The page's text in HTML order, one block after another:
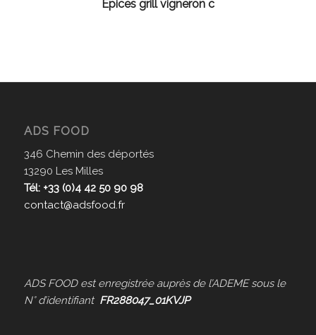
Epices grill vigneron c
ADS FOOD
346 Chemin des déportés
13290 Les Milles
Tél: +33 (0)4 42 50 90 98
contact@adsfood.fr
ADS FOOD est enregistrée auprès de l’ADEME sous le
N° d’identifiant FR288047_01KVJP